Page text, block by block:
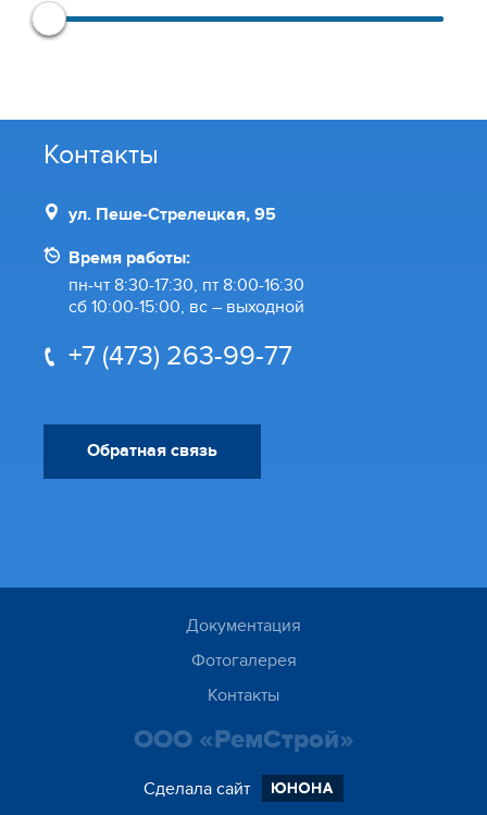
Контакты
ул. Пеше-Стрелецкая, 95
Время работы:
пн-чт 8:30-17:30, пт 8:00-16:30
сб 10:00-15:00, вс – выходной
+7 (473) 263-99-77
Обратная связь
Документация
Фотогалерея
Контакты
ООО «РемСтрой»
Сделала сайт